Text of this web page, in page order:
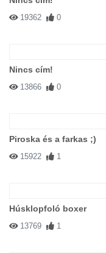
19362 0
Nincs cím!
13866 0
Piroska és a farkas ;)
15922 1
Húsklopfoló boxer
13769 1